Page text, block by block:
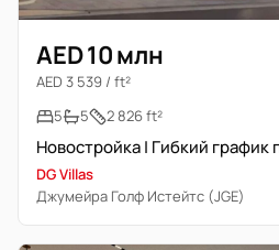
AED 10 млн
AED 3 539 / ft²
5
5 2 826 ft²
Новостройка | Гибкий график
DG Villas
Джумейра Голф Истейтс (JGE)